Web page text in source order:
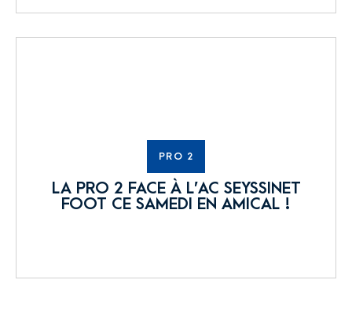
PRO 2
LA PRO 2 FACE À L’AC SEYSSINET
FOOT CE SAMEDI EN AMICAL !